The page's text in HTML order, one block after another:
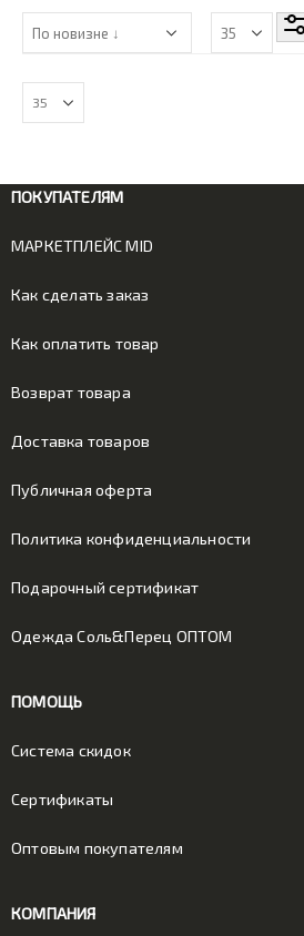
ПОКУПАТЕЛЯМ
МАРКЕТПЛЕЙС MID
Как сделать заказ
Как оплатить товар
Возврат товара
Доставка товаров
Публичная оферта
Политика конфиденциальности
Подарочный сертификат
Одежда Соль&Перец ОПТОМ
ПОМОЩЬ
Система скидок
Сертификаты
Оптовым покупателям
КОМПАНИЯ